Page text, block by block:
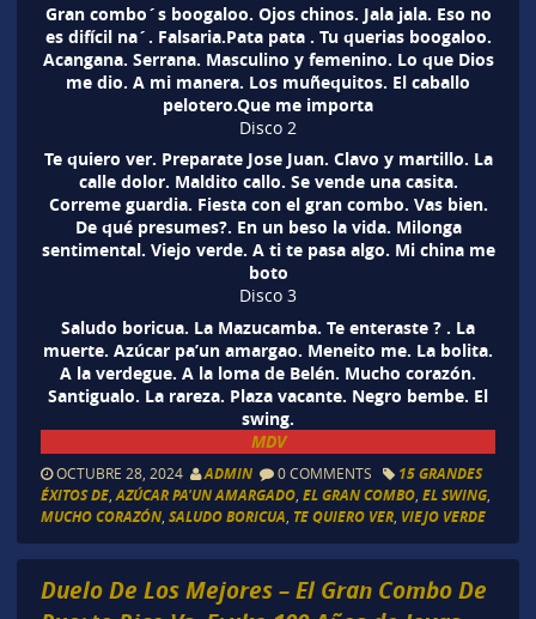
Gran combo´s boogaloo. Ojos chinos. Jala jala. Eso no
es difícil na´. Falsaria.Pata pata . Tu querias boogaloo.
Acangana. Serrana. Masculino y femenino. Lo que Dios
me dio. A mi manera. Los muñequitos. El caballo
pelotero.Que me importa
Disco 2
Te quiero ver. Preparate Jose Juan. Clavo y martillo. La
calle dolor. Maldito callo. Se vende una casita.
Correme guardia. Fiesta con el gran combo. Vas bien.
De qué presumes?. En un beso la vida. Milonga
sentimental. Viejo verde. A ti te pasa algo. Mi china me
boto
Disco 3
Saludo boricua. La Mazucamba. Te enteraste ? . La
muerte. Azúcar pa’un amargao. Meneito me. La bolita.
A la verdegue. A la loma de Belén. Mucho corazón.
Santigualo. La rareza. Plaza vacante. Negro bembe. El
swing.
MDV
OCTUBRE 28, 2024 ADMIN 0 COMMENTS
15 GRANDES
ÉXITOS DE, AZÚCAR PA'UN AMARGADO, EL GRAN COMBO, EL SWING,
MUCHO CORAZÓN, SALUDO BORICUA TE QUIERO VER, VIEJO VERDE
Duelo De Los Mejores – El Gran Combo De